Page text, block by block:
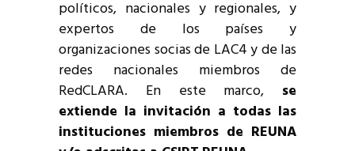
políticos, nacionales y regionales, y
expertos de los países y
organizaciones socias de LAC4 y de las
redes nacionales miembros de
RedCLARA. En este marco, se
extiende la invitación a todas las
instituciones miembros de REUNA